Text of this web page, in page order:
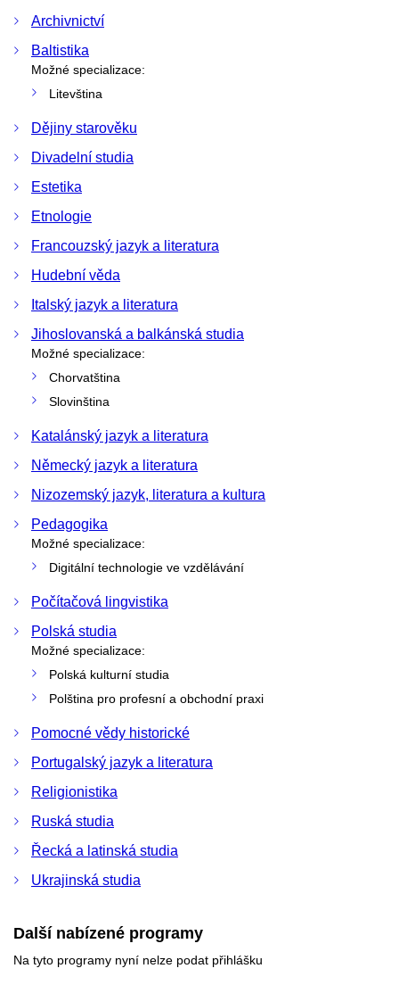
Archivnictví
Baltistika
Možné specializace:
Litevština
Dějiny starověku
Divadelní studia
Estetika
Etnologie
Francouzský jazyk a literatura
Hudební věda
Italský jazyk a literatura
Jihoslovanská a balkánská studia
Možné specializace:
Chorvatština
Slovinština
Katalánský jazyk a literatura
Německý jazyk a literatura
Nizozemský jazyk, literatura a kultura
Pedagogika
Možné specializace:
Digitální technologie ve vzdělávání
Počítačová lingvistika
Polská studia
Možné specializace:
Polská kulturní studia
Polština pro profesní a obchodní praxi
Pomocné vědy historické
Portugalský jazyk a literatura
Religionistika
Ruská studia
Řecká a latinská studia
Ukrajinská studia
Další nabízené programy
Na tyto programy nyní nelze podat přihlášku